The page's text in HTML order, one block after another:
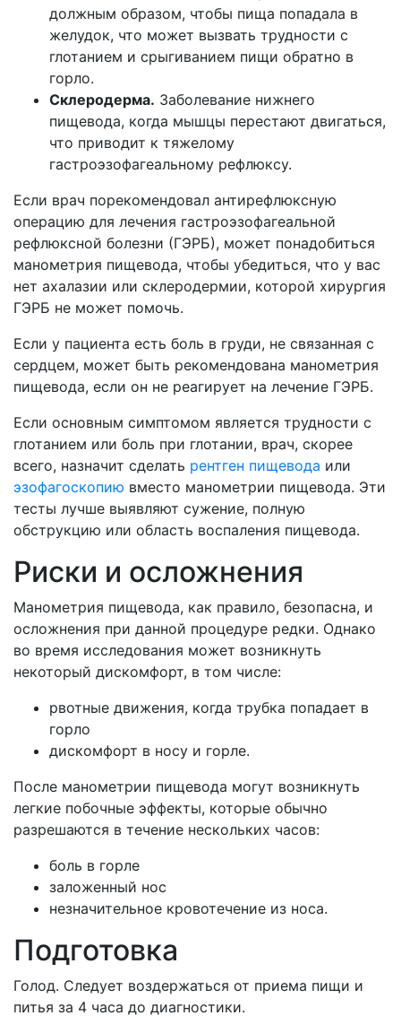
должным образом, чтобы пища попадала в
желудок, что может вызвать трудности с
глотанием и срыгиванием пищи обратно в
горло.
Склеродерма. Заболевание нижнего
пищевода, когда мышцы перестают двигаться,
что приводит к тяжелому
гастроэзофагеальному рефлюксу.
Если врач порекомендовал антирефлюксную
операцию для лечения гастроэзофагеальной
рефлюксной болезни (ГЭРБ), может понадобиться
манометрия пищевода, чтобы убедиться, что у вас
нет ахалазии или склеродермии, которой хирургия
ГЭРБ не может помочь.
Если у пациента есть боль в груди, не связанная с
сердцем, может быть рекомендована манометрия
пищевода, если он не реагирует на лечение ГЭРБ.
Если основным симптомом является трудности с
глотанием или боль при глотании, врач, скорее
всего, назначит сделать рентген пищевода или
эзофагоскопию вместо манометрии пищевода. Эти
тесты лучше выявляют сужение, полную
обструкцию или область воспаления пищевода.
Риски и осложнения
Манометрия пищевода, как правило, безопасна, и
осложнения при данной процедуре редки. Однако
во время исследования может возникнуть
некоторый дискомфорт, в том числе:
рвотные движения, когда трубка попадает в
горло
дискомфорт в носу и горле.
После манометрии пищевода могут возникнуть
легкие побочные эффекты, которые обычно
разрешаются в течение нескольких часов:
боль в горле
заложенный нос
незначительное кровотечение из носа.
Подготовка
Голод. Следует воздержаться от приема пищи и
питья за 4 часа до диагностики.